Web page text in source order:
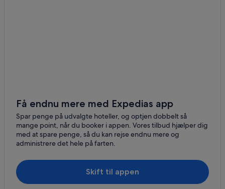
Få endnu mere med Expedias app
Spar penge på udvalgte hoteller, og optjen dobbelt så
mange point, når du booker i appen. Vores tilbud hjælper dig
med at spare penge, så du kan rejse endnu mere og
administrere det hele på farten.
Skift til appen